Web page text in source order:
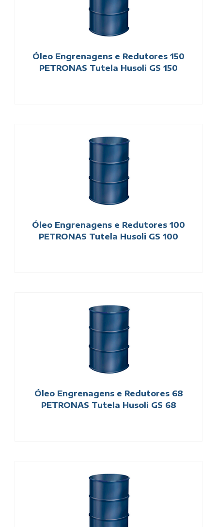
Óleo Engrenagens e Redutores 150
PETRONAS Tutela Husoli GS 150
Óleo Engrenagens e Redutores 100
PETRONAS Tutela Husoli GS 100
Óleo Engrenagens e Redutores 68
PETRONAS Tutela Husoli GS 68